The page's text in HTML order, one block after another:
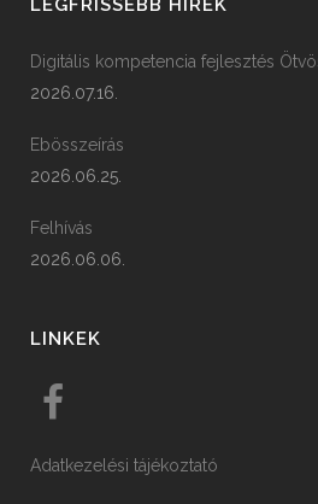
LEGFRISSEBB HÍREK
Digitális kompetencia fejlesztés
2026.07.16.
Ebösszeírás
2026.06.25.
Felhívás
2026.06.06.
LINKEK
Adatkezelési tájékoztató